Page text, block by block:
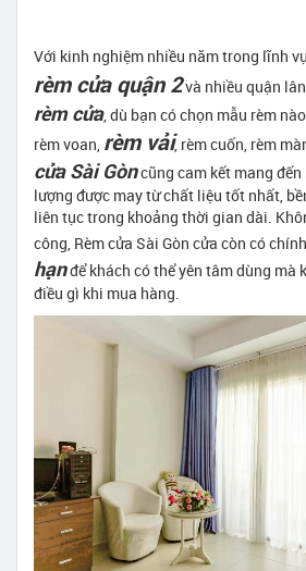
Với kinh nghiệm nhiều năm trong lĩnh
rèm cửa quận 2và nhiều quận
rèm cửa, dù bạn có chọn mẫu rèm
rèm voan, rèm vải, rèm cuốn, rèm
cửa Sài Gòncũng cam kết mang
lượng được may từ chất liệu tốt nhất,
liên tục trong khoảng thời gian dài.
công, Rèm cửa Sài Gòn cửa còn có
hạnđể khách có thể yên tâm dùng mà
điều gì khi mua hàng.